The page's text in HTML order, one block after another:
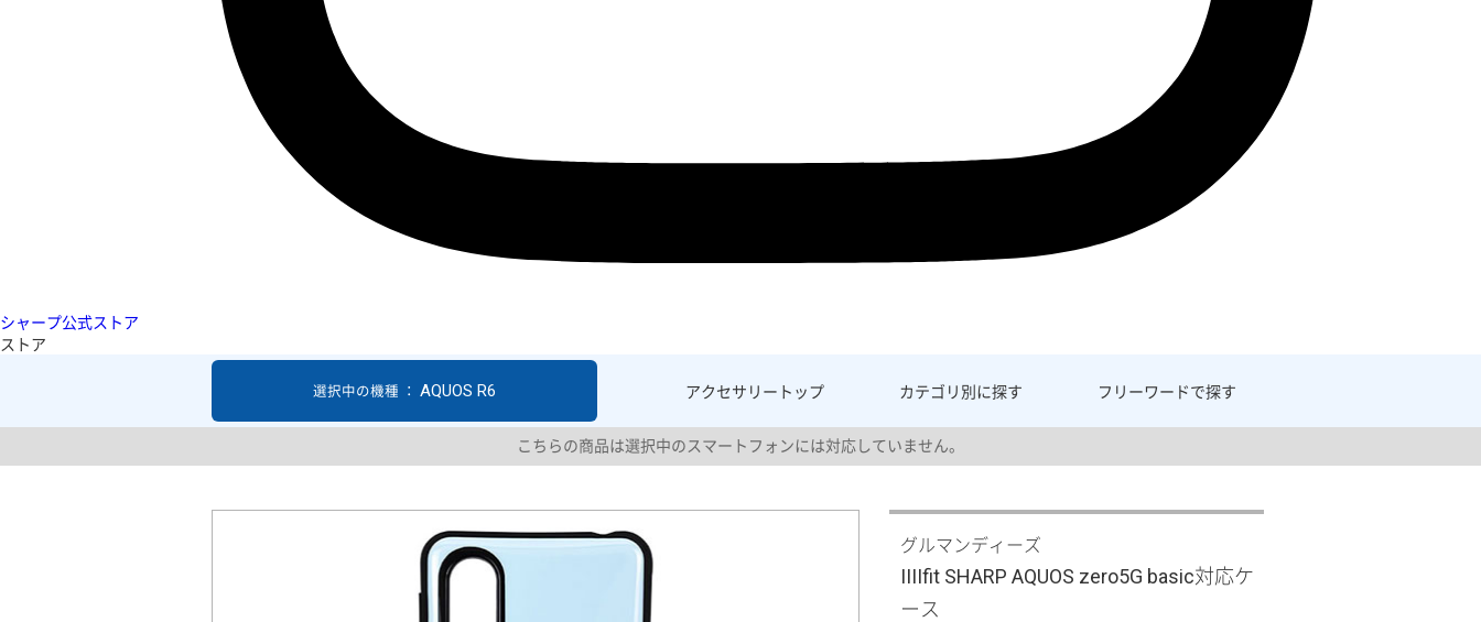
シャープ公式ストア
ストア
アクセサリー トップ カテゴリ別に探す フリーワードで探す
選択中の機種 ： AQUOS R6
こちらの商品は選択中のスマートフォンには対応していません。
グルマンディーズ
IIIIfit SHARP AQUOS zero5G basic対応ケ
ース